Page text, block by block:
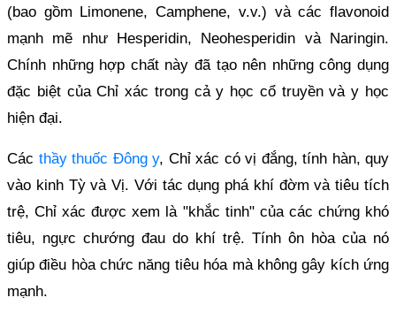
(bao gồm Limonene, Camphene, v.v.) và các flavonoid
mạnh mẽ như Hesperidin, Neohesperidin và Naringin.
Chính những hợp chất này đã tạo nên những công dụng
đặc biệt của Chỉ xác trong cả y học cổ truyền và y học
hiện đại.
Các thầy thuốc Đông y, Chỉ xác có vị đắng, tính hàn, quy
vào kinh Tỳ và Vị. Với tác dụng phá khí đờm và tiêu tích
trệ, Chỉ xác được xem là "khắc tinh" của các chứng khó
tiêu, ngực chướng đau do khí trệ. Tính ôn hòa của nó
giúp điều hòa chức năng tiêu hóa mà không gây kích ứng
mạnh.